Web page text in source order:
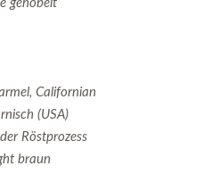
gehobelt
Californian
(USA)
Röstprozess
braun